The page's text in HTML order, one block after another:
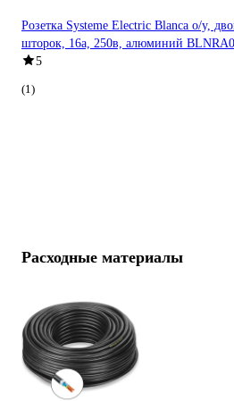
Розетка Systeme Electric Blanca о/у,
шторок, 16а, 250в, алюминий
5
(1)
Расходные материалы